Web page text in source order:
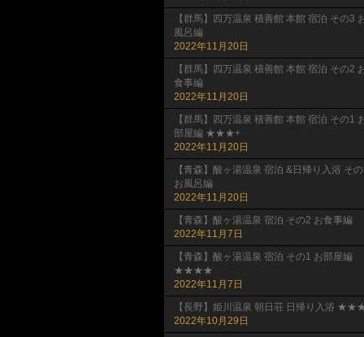
【群馬】四万温泉 積善館 本館 宿泊 その3
風呂編
2022年11月20日
【群馬】四万温泉 積善館 本館 宿泊 その2
食事編
2022年11月20日
【群馬】四万温泉 積善館 本館 宿泊 その1
部屋編 ★★★+
2022年11月20日
【青森】酸ヶ湯温泉 宿泊 &日帰り入浴 そ
お風呂編
2022年11月20日
【青森】酸ヶ湯温泉 宿泊 その2 お食事編
2022年11月7日
【青森】酸ヶ湯温泉 宿泊 その1 お部屋編
★★★★
2022年11月7日
【長野】姫川温泉 朝日荘 日帰り入浴
2022年10月29日